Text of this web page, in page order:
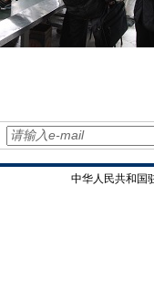
中华人民共和国